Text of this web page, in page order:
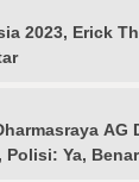
2023, Erick
AG
Polisi: Ya,